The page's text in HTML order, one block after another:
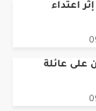
اعتداء
على عائلة